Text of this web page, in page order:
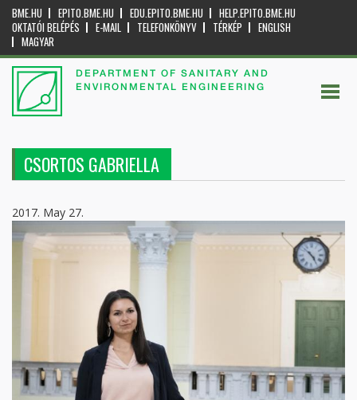
BME.HU EPITO.BME.HU EDU.EPITO.BME.HU
HELP.EPITO.BME.HU
OKTATÓI BELÉPÉS
E-MAIL TELEFONKÖNYV TÉRKÉP
ENGLISH
MAGYAR
DEPARTMENT OF SANITARY AND
ENVIRONMENTAL ENGINEERING
CSORTOS GABRIELLA
2017. May 27.